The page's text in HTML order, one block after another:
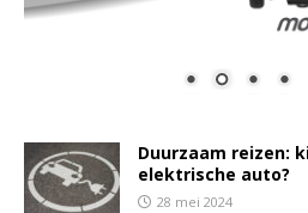
Duurzaam reizen:
elektrische auto?
28 mei 2024